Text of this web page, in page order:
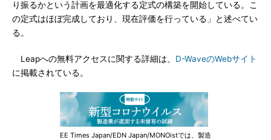
り振るかという計画を最適化する定式の構築を開始している。こ
の定式はほぼ完成しており、現在評価を行っている」と述べてい
る。
Leapへの無料アクセスに関する詳細は、 D-WaveのWebサイト
に掲載されている。
EE Times Japan/EDN Japan/MONOistでは、製造